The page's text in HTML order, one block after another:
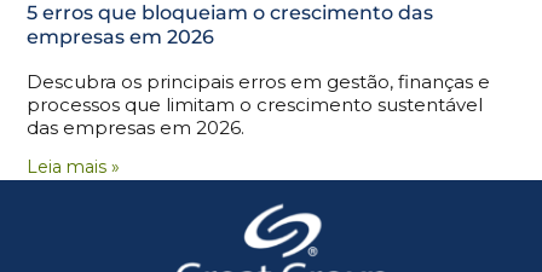
5 erros que bloqueiam o crescimento das
empresas em 2026
Descubra os principais erros em gestão, finanças e
processos que limitam o crescimento sustentável
das empresas em 2026.
Leia mais »